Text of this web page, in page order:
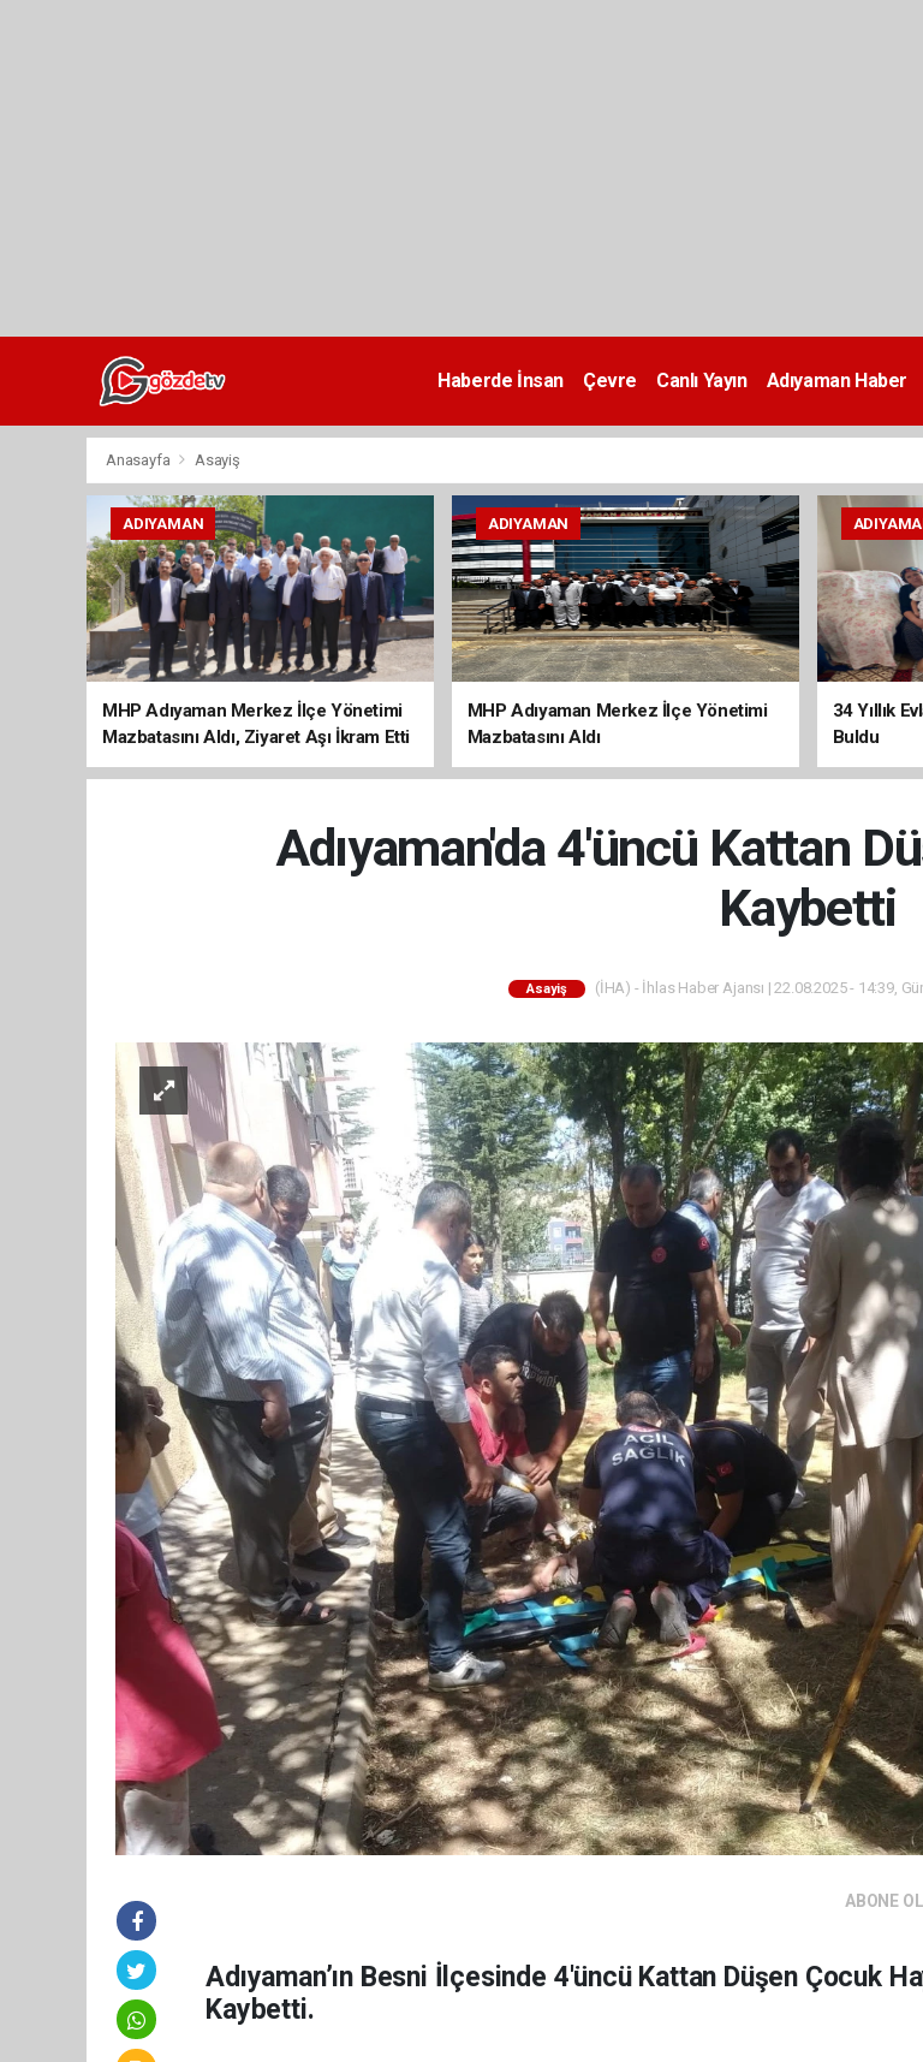
Haberde İnsan Çevre Canlı Yayın Adıyaman Haber
Anasayfa Asayiş
ADIYAMAN
MHP Adıyaman Merkez İlçe Yönetimi
Mazbatasını Aldı, Ziyaret Aşı İkram Etti
ADIYAMAN
MHP Adıyaman Merkez İlçe Yönetimi
Mazbatasını Aldı
34 Yıllık
Buldu
Adıyaman'da 4'üncü Kattan
Kaybetti
Asayiş (İHA) - İhlas Haber Ajansı | 22.08.2025 - 14:39,
ABONE OL
Adıyaman’ın Besni İlçesinde 4'üncü Kattan Düşen Çocuk
Kaybetti.